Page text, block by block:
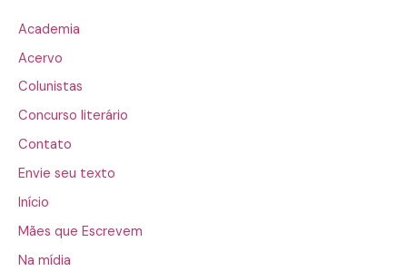
Academia
Acervo
Colunistas
Concurso literário
Contato
Envie seu texto
Início
Mães que Escrevem
Na mídia